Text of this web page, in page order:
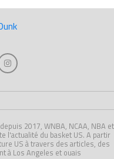
2017, WNBA, NCAA, NBA et
l'actualité du basket US. A partir
US à travers des articles, des
à Los Angeles et ouais